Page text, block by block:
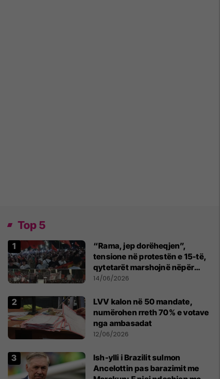
Top 5
“Rama, jep dorëheqjen”,
tensione në protestën e 15-të,
qytetarët marshojnë nëpër
kryeqytet
14/06/2026
LVV kalon në 50 mandate,
numërohen rreth 70% e votave
nga ambasadat
12/06/2026
Ish-ylli i Brazilit sulmon
Ancelottin pas barazimit me